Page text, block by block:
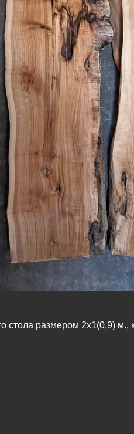
стола размером 2х1(0,9)